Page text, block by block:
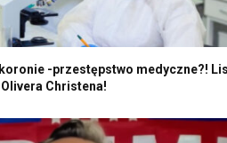
-przestępstwo medyczne?!
Christena!